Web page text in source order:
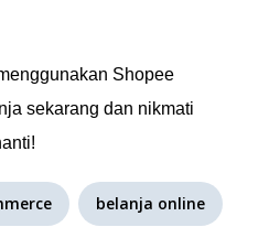
Shopee
sekarang dan nikmati
belanja online